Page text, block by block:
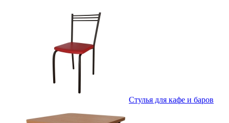
Стулья для кафе и баров